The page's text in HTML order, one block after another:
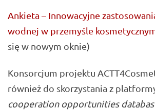
Ankieta – Innowacyjne
wodnej w przemyśle
się w nowym oknie)
Konsorcjum projektu
również do skorzystania z
cooperation opportunities